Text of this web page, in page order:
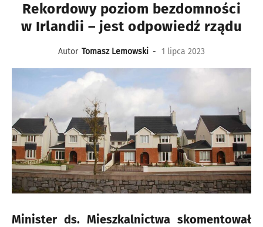
Rekordowy poziom bezdomności
w Irlandii – jest odpowiedź rządu
Autor Tomasz Lemowski - 1 lipca 2023
Minister ds. Mieszkalnictwa skomentował